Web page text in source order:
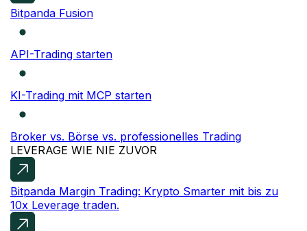
Bitpanda Fusion
API-Trading starten
KI-Trading mit MCP starten
Broker vs. Börse vs. professionelles Trading
LEVERAGE WIE NIE ZUVOR
Bitpanda Margin Trading: Krypto Smarter mit bis zu
10x Leverage traden.